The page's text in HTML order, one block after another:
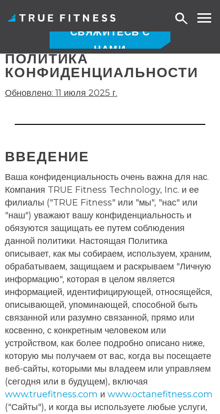
Перейти
СВЯЖИТЕСЬ С
НАМИ
Поиск
ПОЛИТИКА
КОНФИДЕНЦИАЛЬНОСТИ
Обновлено: 11 июля 2025 г.
ВВЕДЕНИЕ
Ваша конфиденциальность очень важна для нас.
Компания TRUE Fitness Technology, Inc. и ее
филиалы ("TRUE Fitness" или "мы", "нас" или
"наш") уважают вашу конфиденциальность и
обязуются защищать ее путем соблюдения
данной политики. Настоящая Политика
описывает, как мы собираем, используем, храним,
обрабатываем, защищаем и раскрываем "Личную
информацию", которая в целом является
информацией, идентифицирующей, относящейся,
описывающей, упоминающей, способной быть
связанной или разумно связанной, прямо или
косвенно, с конкретным человеком или
устройством, как более подробно описано ниже,
которую мы получаем от вас, когда вы посещаете
веб-сайты, которыми мы владеем или управляем
(сегодня или в будущем), включая
www.truefitness.com и www.octanefitness.com
("Сайты"), и когда вы используете любые услуги,